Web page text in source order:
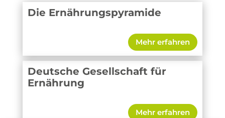
Die Ernährungspyramide
Mehr erfahren
Deutsche Gesellschaft für
Ernährung
Mehr erfahren